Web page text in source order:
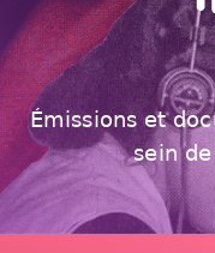
Émissions et
sein